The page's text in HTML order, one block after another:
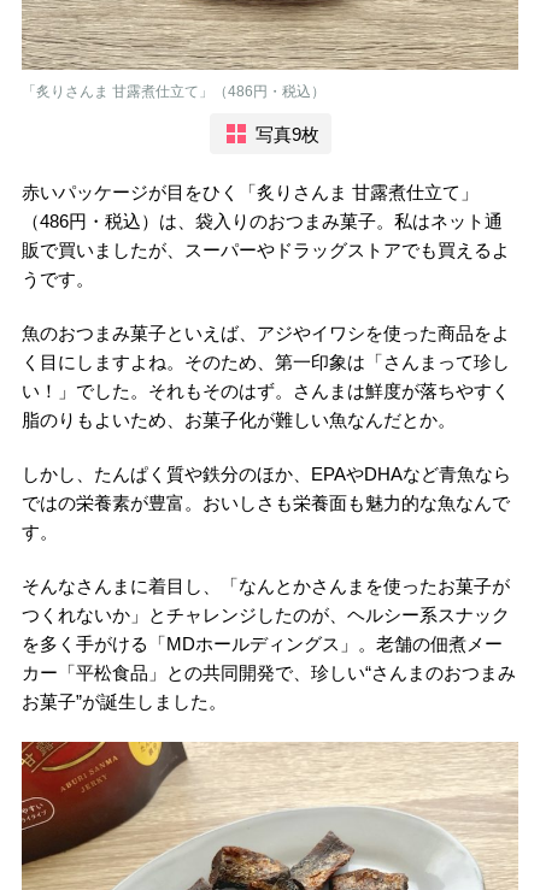
「炙りさんま 甘露煮仕立て」（486円・税込）
写真9枚
赤いパッケージが目をひく「炙りさんま 甘露煮仕立て」
（486円・税込）は、袋入りのおつまみ菓子。私はネット通
販で買いましたが、スーパーやドラッグストアでも買えるよ
うです。
魚のおつまみ菓子といえば、アジやイワシを使った商品をよ
く目にしますよね。そのため、第一印象は「さんまって珍し
い！」でした。それもそのはず。さんまは鮮度が落ちやすく
脂のりもよいため、お菓子化が難しい魚なんだとか。
しかし、たんぱく質や鉄分のほか、EPAやDHAなど青魚なら
ではの栄養素が豊富。おいしさも栄養面も魅力的な魚なんで
す。
そんなさんまに着目し、「なんとかさんまを使ったお菓子が
つくれないか」とチャレンジしたのが、ヘルシー系スナック
を多く手がける「MDホールディングス」。老舗の佃煮メー
カー「平松食品」との共同開発で、珍しい“さんまのおつまみ
お菓子”が誕生しました。